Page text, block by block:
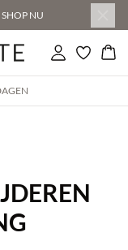
NU
Inloggen